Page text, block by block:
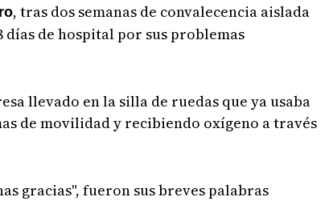
, tras dos semanas de convalecencia aislada
días de hospital por sus problemas
llevado en la silla de ruedas que ya usaba
de movilidad y recibiendo oxígeno a través
gracias", fueron sus breves palabras